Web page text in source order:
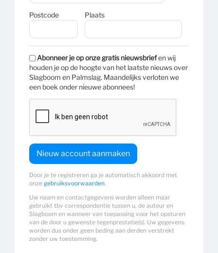
Postcode Plaats
Abonneer je op onze gratis nieuwsbriefen wij
houden je op de hoogte van het laatste nieuws over
Slagboom en Palmslag. Maandelijks verloten we
een boek onder nieuwe abonnees!
Door je te registreren ga je automatisch akkoord met
onze gebruiksvoorwaarden.
Uw naam en contactgegevens worden alleen maar
gebruikt tbv correspondentie tussen u, de auteur en
Slagboom en wanneer van toepassing voor het opsturen
van de door u gewenste tegenprestatie(s). Uw gegevens
worden dus onder geen beding aan derden verstrekt
zonder uw toestemming.